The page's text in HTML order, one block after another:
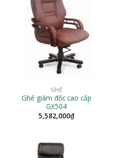
GHẾ
Ghế giám đốc cao cấp
GX504
5,582,000₫